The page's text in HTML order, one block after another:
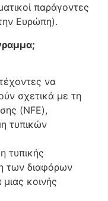
παράγοντες
Ευρώπη).
να
σχετικά με τη
(NFE),
τυπικών
τυπικής
των διαφόρων
κοινής